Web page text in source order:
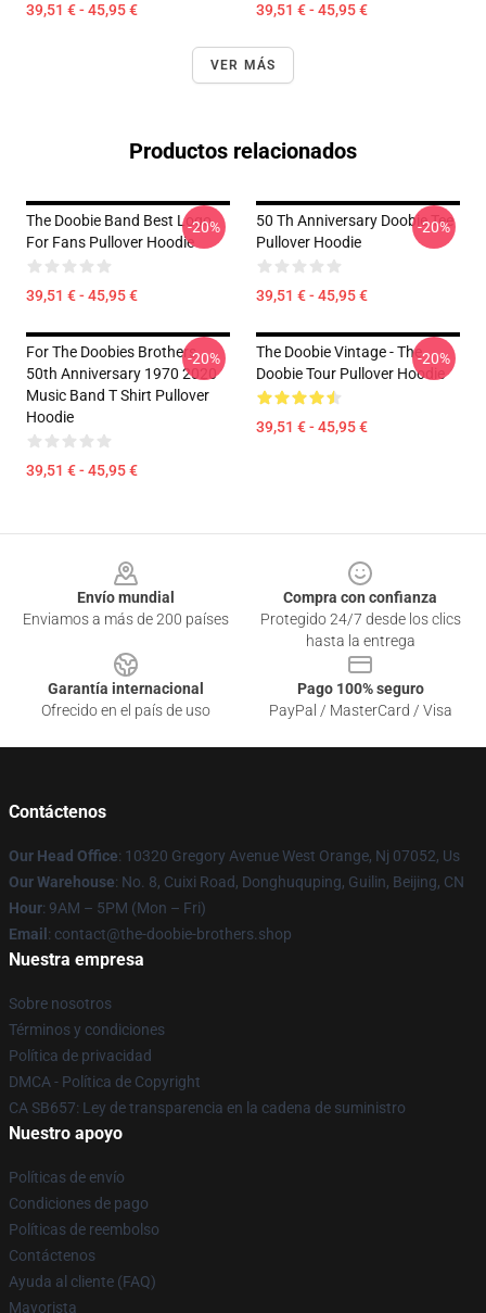
39,51 € - 45,95 € 39,51 € - 45,95 €
VER MÁS
Productos relacionados
The Doobie Band Best Logo
For Fans Pullover Hoodie
39,51 € - 45,95 €
-20%
50 Th Anniversary Doobie Tee
Pullover Hoodie
39,51 € - 45,95 €
-20%
For The Doobies Brothers
50th Anniversary 1970 2020
Music Band T Shirt Pullover
Hoodie
39,51 € - 45,95 €
-20%
The Doobie Vintage - The
Doobie Tour Pullover Hoodie
39,51 € - 45,95 €
-20%
Envío mundial
Enviamos a más de 200 países
Compra con confianza
Protegido 24/7 desde los clics
hasta la entrega
Garantía internacional
Ofrecido en el país de uso
Pago 100% seguro
PayPal / MasterCard / Visa
Contáctenos
Our Head Office: 10320 Gregory Avenue West Orange, Nj 07052, Us
Our Warehouse: No. 8, Cuixi Road, Donghuquping, Guilin, Beijing, CN
Hour: 9AM – 5PM (Mon – Fri)
Email : contact@the-doobie-brothers.shop
Nuestra empresa
Sobre nosotros
Términos y condiciones
Política de privacidad
DMCA - Política de Copyright
CA SB657: Ley de transparencia en la cadena de suministro
Nuestro apoyo
Políticas de envío
Condiciones de pago
Políticas de reembolso
Contáctenos
Ayuda al cliente (FAQ)
Mayorista